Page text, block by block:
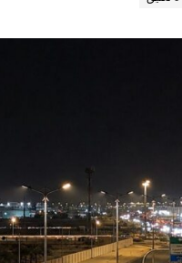
الشباب كيف يحوّلون
البطاطس المقلية دون